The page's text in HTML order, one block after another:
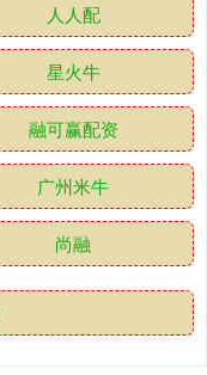
人人配
星火牛
融可赢配资
广州米牛
尚融